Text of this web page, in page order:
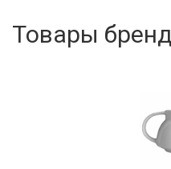
Товары